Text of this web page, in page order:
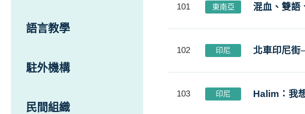
語言教學
駐外機構
民間組織
101 東南亞 混血、雙語
102 印尼 北車印尼街
103 印尼 Halim：我